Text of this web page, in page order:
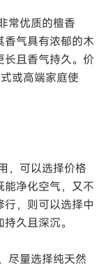
常优质的檀香
香气具有浓郁的木
长且香气持久。价
或高端家庭使
，可以选择价格
能净化空气，又不
，则可以选择中
久且深沉。
尽量选择纯天然